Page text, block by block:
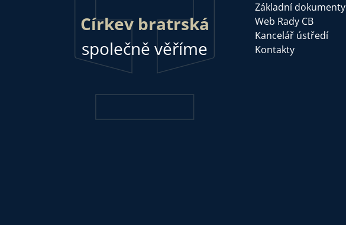
Církev bratrská
společně věříme
Základní dokumenty
Web Rady CB
Kancelář ústředí
Kontakty